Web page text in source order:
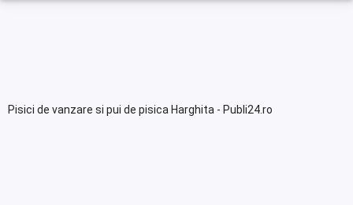
Pisici de vanzare si pui de pisica Harghita - Publi24.ro